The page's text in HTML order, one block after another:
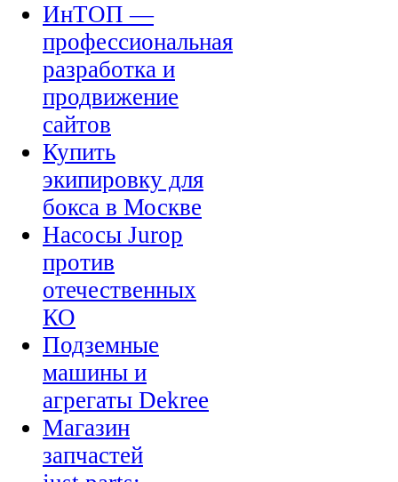
ИнТОП —
профессиональная
разработка и
продвижение
сайтов
Купить
экипировку для
бокса в Москве
Насосы Jurop
против
отечественных
КО
Подземные
машины и
агрегаты Dekree
Магазин
запчастей